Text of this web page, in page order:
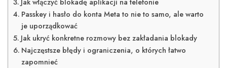
Jak włączyć blokadę aplikacji na telefonie
Passkey i hasło do konta Meta to nie to samo, ale warto
je uporządkować
Jak ukryć konkretne rozmowy bez zakładania blokady
Najczęstsze błędy i ograniczenia, o których łatwo
zapomnieć